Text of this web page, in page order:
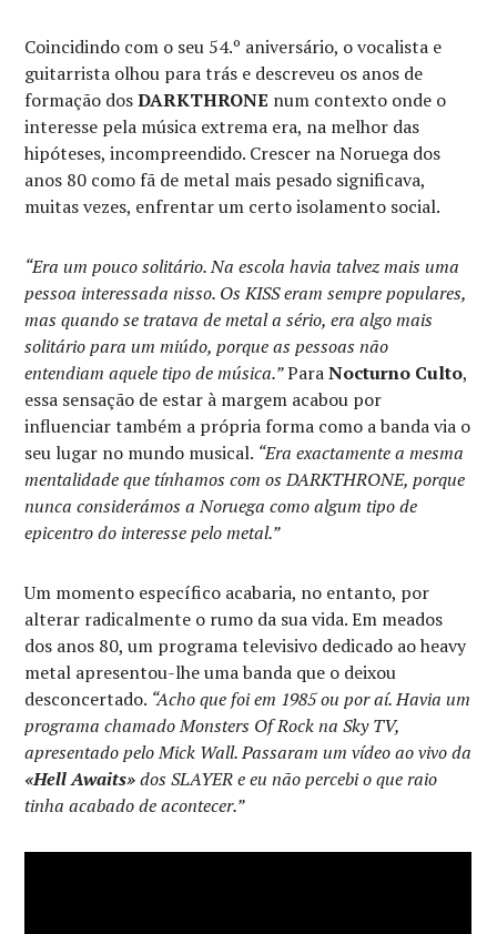
Coincidindo com o seu 54.º aniversário, o vocalista e
guitarrista olhou para trás e descreveu os anos de
formação dosDARKTHRONE num contexto onde o
interesse pela música extrema era, na melhor das
hipóteses, incompreendido. Crescer na Noruega dos
anos 80 como fã de metal mais pesado significava,
muitas vezes, enfrentar um certo isolamento social.
“Era um pouco solitário. Na escola havia talvez mais uma
pessoa interessada nisso. Os KISS eram sempre populares,
mas quando se tratava de metal a sério, era algo mais
solitário para um miúdo, porque as pessoas não
entendiam aquele tipo de música.”ParaNocturno Culto,
essa sensação de estar à margem acabou por
influenciar também a própria forma como a banda via o
seu lugar no mundo musical. “Era exactamente a mesma
mentalidade que tínhamos com os DARKTHRONE, porque
nunca considerámos a Noruega como algum tipo de
epicentro do interesse pelo metal.”
Um momento específico acabaria, no entanto, por
alterar radicalmente o rumo da sua vida. Em meados
dos anos 80, um programa televisivo dedicado ao heavy
metal apresentou-lhe uma banda que o deixou
desconcertado. “Acho que foi em 1985 ou por aí. Havia um
programa chamado Monsters Of Rock na Sky TV,
apresentado pelo Mick Wall. Passaram um vídeo ao vivo da
«Hell Awaits»dos SLAYER e eu não percebi o que raio
tinha acabado de acontecer.”